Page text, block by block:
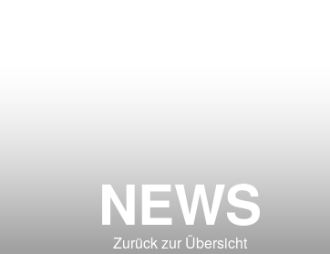
NEWS
Zurück zur Übersicht